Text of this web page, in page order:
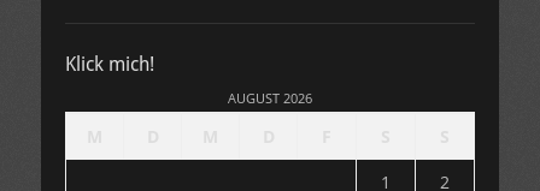
Klick mich!
AUGUST 2026
1
2